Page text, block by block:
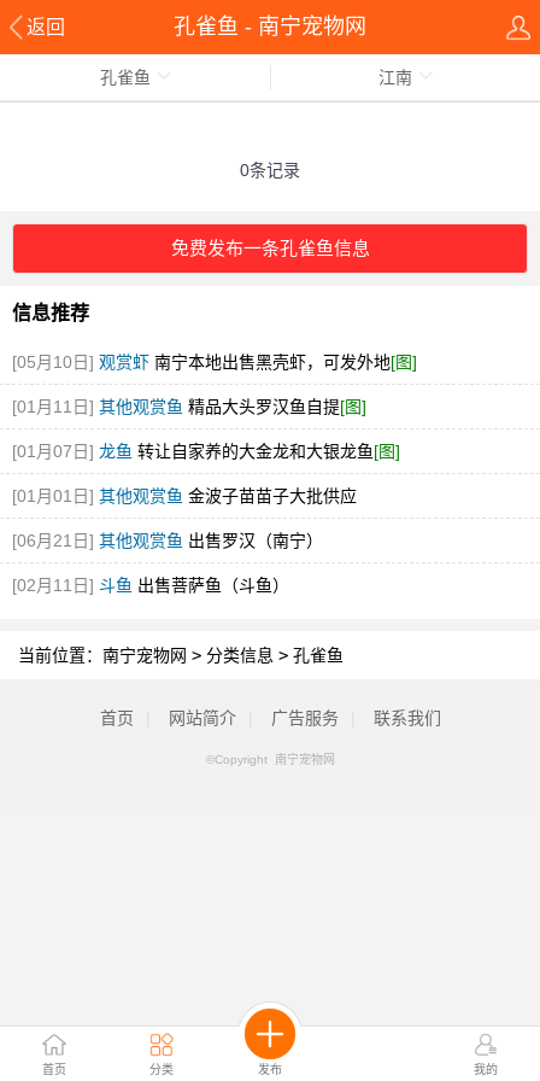
返回 孔雀鱼 - 南宁宠物网
首页 分类 发布 我的
孔雀鱼 江南
0条记录
免费发布一条孔雀鱼信息
信息推荐
[05月10日] 观赏虾 南宁本地出售黑壳虾，可发外地[图]
[01月11日] 其他观赏鱼 精品大头罗汉鱼自提[图]
[01月07日] 龙鱼 转让自家养的大金龙和大银龙鱼[图]
[01月01日] 其他观赏鱼 金波子苗苗子大批供应
[06月21日] 其他观赏鱼 出售罗汉（南宁）
[02月11日] 斗鱼 出售菩萨鱼（斗鱼）
当前位置： 南宁宠物网 > 分类信息 > 孔雀鱼
首页 网站简介 广告服务 联系我们
©Copyright 南宁宠物网